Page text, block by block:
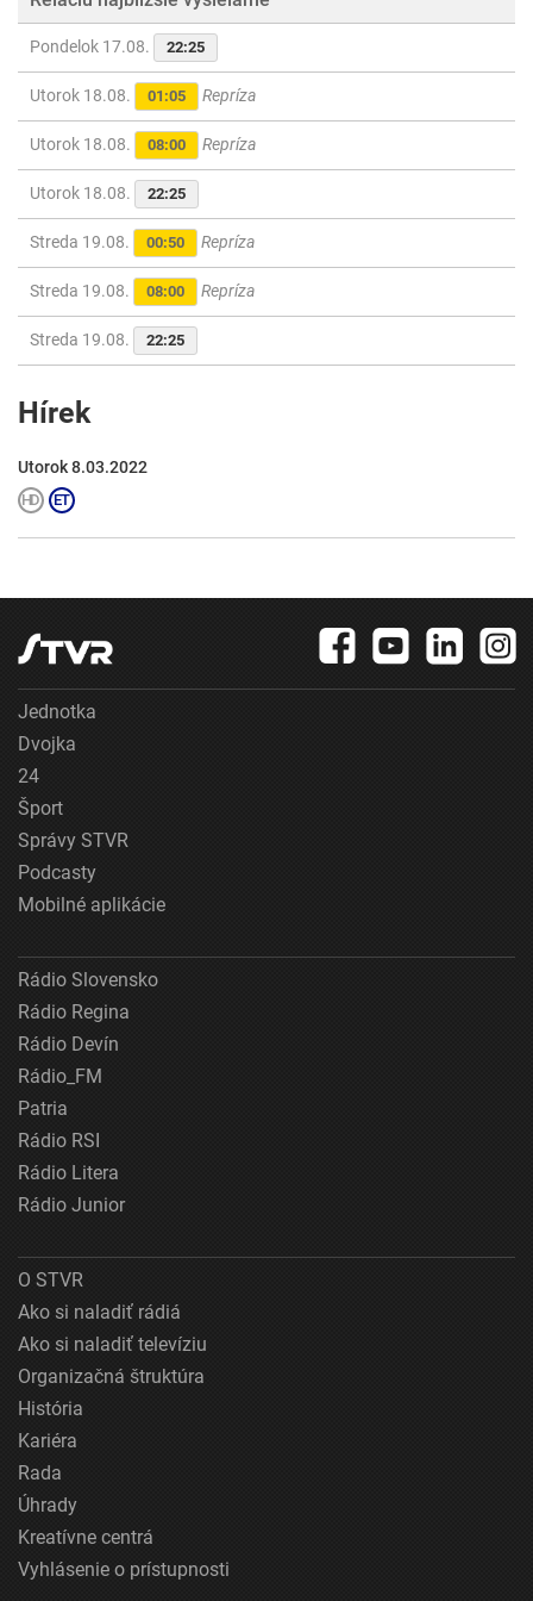
Pondelok 17.08. 22:25
Utorok 18.08. 01:05 Repríza
Utorok 18.08. 08:00 Repríza
Utorok 18.08. 22:25
Streda 19.08. 00:50 Repríza
Streda 19.08. 08:00 Repríza
Streda 19.08. 22:25
Hírek
Utorok 8.03.2022
Jednotka
Dvojka
24
Šport
Správy STVR
Podcasty
Mobilné aplikácie
Rádio Slovensko
Rádio Regina
Rádio Devín
Rádio_FM
Patria
Rádio RSI
Rádio Litera
Rádio Junior
O STVR
Ako si naladiť rádiá
Ako si naladiť televíziu
Organizačná štruktúra
História
Kariéra
Rada
Úhrady
Kreatívne centrá
Vyhlásenie o prístupnosti